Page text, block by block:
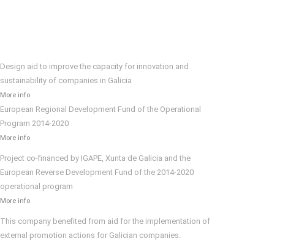
Design aid to improve the capacity for innovation and
sustainability of companies in Galicia
More info
European Regional Development Fund of the Operational
Program 2014-2020
More info
Project co-financed by IGAPE, Xunta de Galicia and the
European Reverse Development Fund of the 2014-2020
operational program
More info
This company benefited from aid for the implementation of
external promotion actions for Galician companies.